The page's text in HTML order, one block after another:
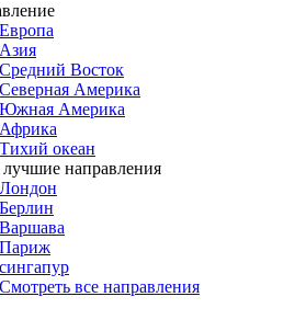
Европа
Азия
Средний Восток
Северная Америка
Южная Америка
Африка
Тихий океан
направления
Лондон
Берлин
Варшава
Париж
сингапур
Смотреть все направления